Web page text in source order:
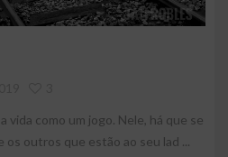
vida como um jogo. Nele, há que se
os outros que estão ao seu lad ...